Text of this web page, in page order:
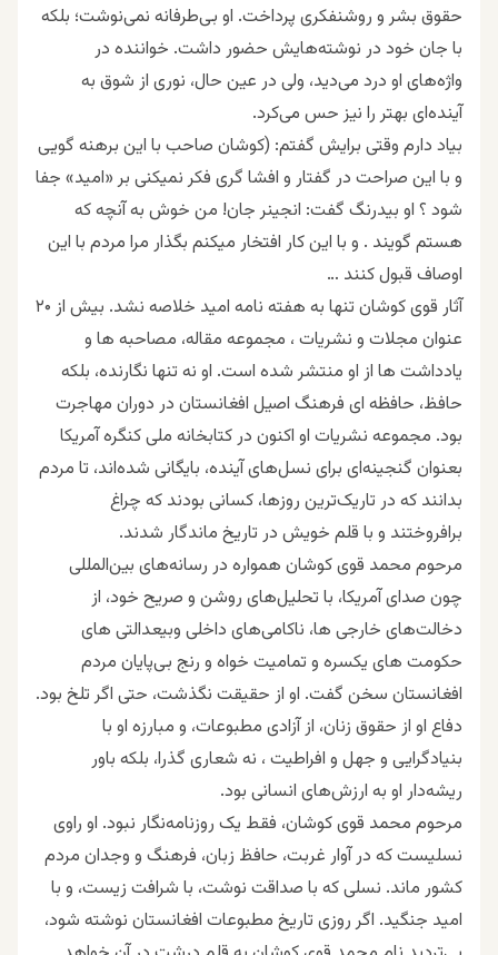
حقوق بشر و روشنفکری پرداخت. او بی‌طرفانه نمی‌نوشت؛ بلکه
با جان خود در نوشته‌هایش حضور داشت. خواننده در
واژه‌های او درد می‌دید، ولی در عین حال، نوری از شوق به
آینده‌ای بهتر را نیز حس می‌کرد.
بیاد دارم وقتی برایش گفتم: (کوشان صاحب با این برهنه گویی
و با این صراحت در گفتار و افشا گری فکر نمیکنی بر «امید» جفا
شود ؟ او بیدرنگ گفت: انجینر جان! من خوش به آنچه که
هستم گویند . و با این کار افتخار میکنم بگذار مرا مردم با این
اوصاف قبول کنند …
آثار قوی کوشان تنها به هفته ‌نامه امید خلاصه نشد. بیش از ۲۰
عنوان مجلات و نشریات ، مجموعه مقاله، مصاحبه ها و
یادداشت ها از او منتشر شده است. او نه تنها نگارنده، بلکه
حافظ، حافظه‌ ای فرهنگ اصیل افغانستان در دوران مهاجرت
بود. مجموعه نشریات او اکنون در کتابخانه ملی کنگره آمریکا
بعنوان گنجینه‌ای برای نسل‌های آینده، بایگانی شده‌اند، تا مردم
بدانند که در تاریک‌ترین روزها، کسانی بودند که چراغ
برافروختند و با قلم خویش در تاریخ ماندگار شدند.
مرحوم محمد قوی کوشان همواره در رسانه‌های بین‌المللی
چون صدای آمریکا، با تحلیل‌های روشن و صریح خود، از
دخالت‌های خارجی ها، ناکامی‌های داخلی وبیعدالتی های
حکومت های یکسره و تمامیت خواه و رنج بی‌پایان مردم
افغانستان سخن گفت. او از حقیقت نگذشت، حتی اگر تلخ بود.
دفاع او از حقوق زنان، از آزادی مطبوعات، و مبارزه او با
بنیادگرایی و جهل و افراطیت ، نه شعاری گذرا، بلکه باور
ریشه‌دار او به ارزش‌های انسانی بود.
مرحوم محمد قوی کوشان، فقط یک روزنامه‌نگار نبود. او راوی
نسلیست که در آوار غربت، حافظ زبان، فرهنگ و وجدان مردم
کشور ماند. نسلی که با صداقت نوشت، با شرافت زیست، و با
امید جنگید. اگر روزی تاریخ مطبوعات افغانستان نوشته شود،